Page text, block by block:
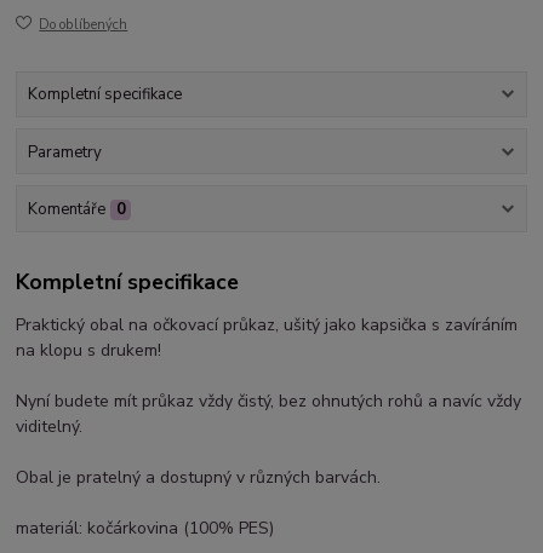
Do oblíbených
Kompletní specifikace
Parametry
Komentáře 0
Kompletní specifikace
Praktický obal na očkovací průkaz, ušitý jako kapsička s zavíráním
na klopu s drukem!
Nyní budete mít průkaz vždy čistý, bez ohnutých rohů a navíc vždy
viditelný.
Obal je pratelný a dostupný v různých barvách.
materiál: kočárkovina (100% PES)